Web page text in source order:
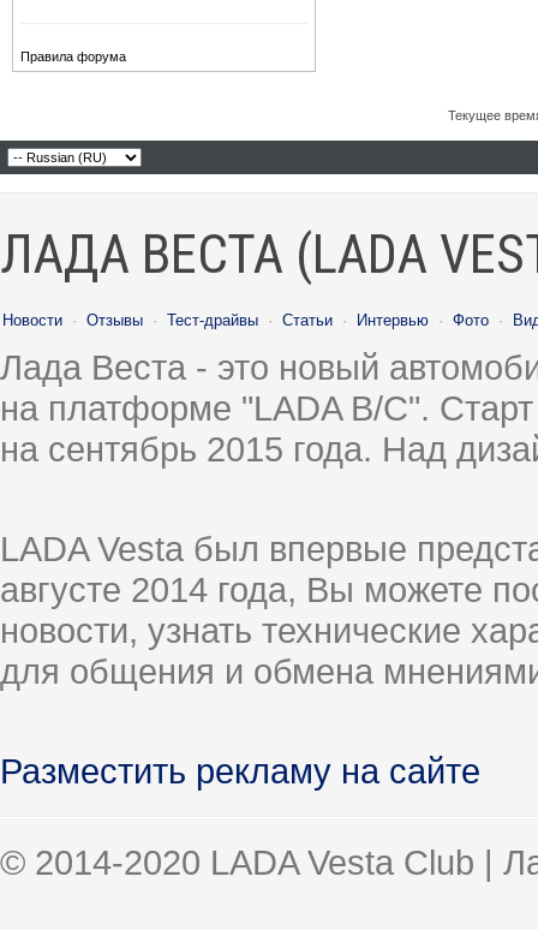
Правила форума
Текущее
ЛАДА ВЕСТА (LADA
Новости · Отзывы · Тест-драйвы · Статьи · Интервью · Фото ·
Лада Веста - это новый
на платформе "LADA B/C".
на сентябрь 2015 года. Над
LADA Vesta был впервые
августе 2014 года, Вы можете
новости, узнать технические
для общения и обмена
Разместить рекламу на сайте
© 2014-2020 LADA Vesta Club |